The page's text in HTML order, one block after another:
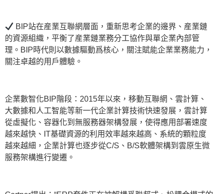
BIP站在産業互聯網層面，重新思考企業的邊界、産業鏈
的資源組織，平衡了産業鏈業務分工協作與單企業內部管
理。BIP時代則以數據驅動爲核心，關注賦能企業業務能力，
關注卓越的用戶體驗。
企業數智化BIP階段：2015年以來，移動互聯網、雲計算、
大數據和人工智能等新一代企業計算技術快速發展，雲計算
從虛擬化、容器化到無服務器架構發展，使得應用部署速度
越來越快、IT基礎資源的利用效率越來越高、系統的顆粒度
越來越細，企業計算也逐步從C/S、B/S軟體架構到雲原生微
服務架構進行變遷。